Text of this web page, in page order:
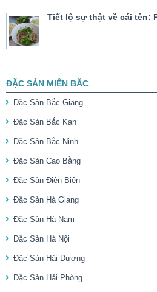
Tiết lộ sự thật về cái tên:
ĐẶC SẢN MIỀN BẮC
Đặc Sản Bắc Giang
Đặc Sản Bắc Kạn
Đặc Sản Bắc Ninh
Đặc Sản Cao Bằng
Đặc Sản Điện Biên
Đặc Sản Hà Giang
Đặc Sản Hà Nam
Đặc Sản Hà Nội
Đặc Sản Hải Dương
Đặc Sản Hải Phòng